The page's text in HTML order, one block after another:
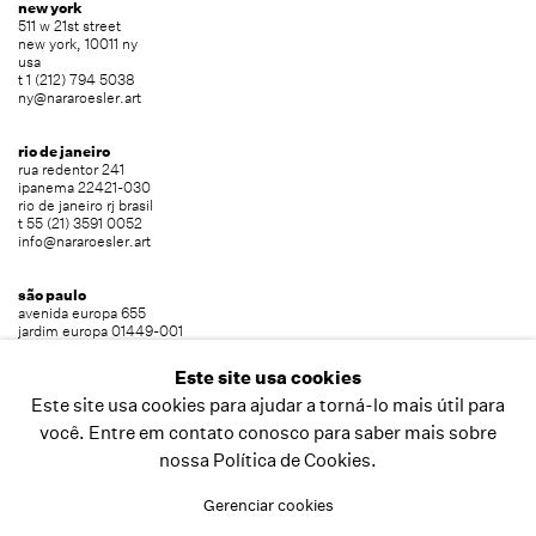
new york
511 w 21st street
new york, 10011 ny
usa
t 1 (212) 794 5038
ny@nararoesler.art
rio de janeiro
rua redentor 241
ipanema 22421-030
rio de janeiro rj brasil
t 55 (21) 3591 0052
info@nararoesler.art
são paulo
avenida europa 655
jardim europa 01449-001
copyright © 2026 nara roesler
Este site usa cookies
Este site usa cookies para ajudar a torná-lo mais útil para
você. Entre em contato conosco para saber mais sobre
nossa Política de Cookies.
Gerenciar cookies